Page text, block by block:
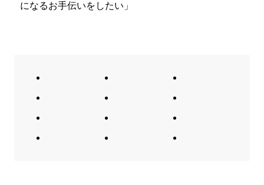
になるお手伝いをしたい」